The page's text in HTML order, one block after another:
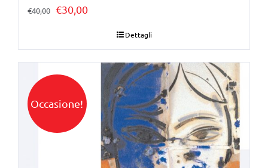
€40,00 Il
€40,00.
€30,00Il
€30,00.
Dettagli
Occasione!